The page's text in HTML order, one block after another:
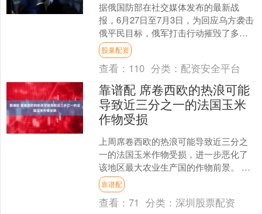
据俄国防部在社交媒体发布的最新战
报，6月27日至7月3日，为回应乌方袭击
俄平民目标，俄军打击行动摧毁了多处
乌克兰军工设施、乌军使用的燃料电力
和运输物流设施、乌方....
股巢配资
查看： 110 分类： 配资安全平台
靠谱配 席卷西欧的热浪可能
导致近三分之一的法国玉米
作物受损
上周席卷西欧的热浪可能导致近三分之
一的法国玉米作物受损，进一步恶化了
该地区最大农业生产国的作物前景。 据
法国农业部初步估计，极端天气导致法
国玉米产量损失高达30....
靠谱配
查看：71 分类：深圳股票配资